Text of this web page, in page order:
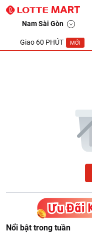
Nam Sài Gòn
Giao 60 PHÚT MỚI
Nổi bật trong tuần
LOTTE Mart Viet Nam